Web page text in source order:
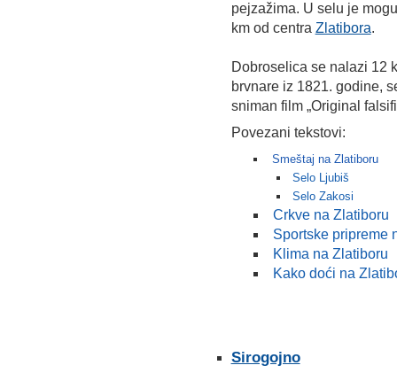
pejzažima. U selu je
km od centra Zlatibora.
Dobroselica se nalazi 12
brvnare iz 1821. godine,
sniman film „Original
Povezani tekstovi:
Smeštaj na Zlatiboru
Selo Ljubiš
Selo Zakosi
Crkve na Zlatiboru
Sportske pripreme
Klima na Zlatiboru
Kako doći na
Sirogojno